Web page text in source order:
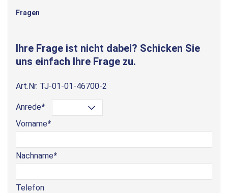
Fragen
Ihre Frage ist nicht dabei? Schicken Sie
uns einfach Ihre Frage zu.
Art.Nr. TJ-01-01-46700-2
Anrede*
Vorname*
Nachname*
Telefon